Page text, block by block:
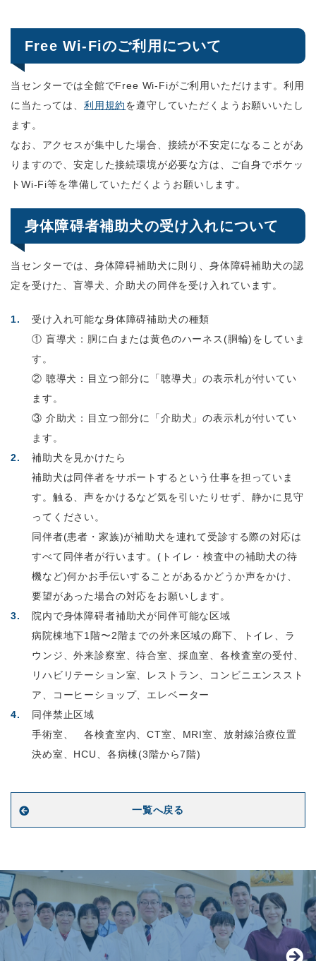
Free Wi-Fiのご利用について
当センターでは全館でFree Wi-Fiがご利用いただけます。利用
に当たっては、 利用規約を遵守していただくようお願いいたし
ます。
なお、アクセスが集中した場合、接続が不安定になることがあ
りますので、安定した接続環境が必要な方は、ご自身でポケッ
トWi-Fi等を準備していただくようお願いします。
身体障碍者補助犬の受け入れについて
当センターでは、身体障碍補助犬に則り、身体障碍補助犬の認
定を受けた、盲導犬、介助犬の同伴を受け入れています。
受け入れ可能な身体障碍補助犬の種類
① 盲導犬：胴に白または黄色のハーネス(胴輪)をしていま
す。
② 聴導犬：目立つ部分に「聴導犬」の表示札が付いてい
ます。
③ 介助犬：目立つ部分に「介助犬」の表示札が付いてい
ます。
補助犬を見かけたら
補助犬は同伴者をサポートするという仕事を担っていま
す。触る、声をかけるなど気を引いたりせず、静かに見守
ってください。
同伴者(患者・家族)が補助犬を連れて受診する際の対応は
すべて同伴者が行います。(トイレ・検査中の補助犬の待
機など)何かお手伝いすることがあるかどうか声をかけ、
要望があった場合の対応をお願いします。
院内で身体障碍者補助犬が同伴可能な区域
病院棟地下1階〜2階までの外来区域の廊下、トイレ、ラ
ウンジ、外来診察室、待合室、採血室、各検査室の受付、
リハビリテーション室、レストラン、コンビニエンススト
ア、コーヒーショップ、エレベーター
同伴禁止区域
手術室、 各検査室内、CT室、MRI室、放射線治療位置
決め室、HCU、各病棟(3階から7階)
一覧へ戻る